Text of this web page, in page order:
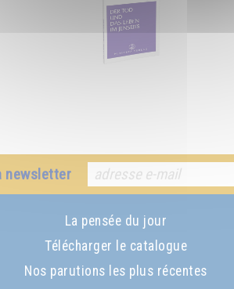
newsletter
La pensée du jour
Télécharger le catalogue
Nos parutions les plus récentes